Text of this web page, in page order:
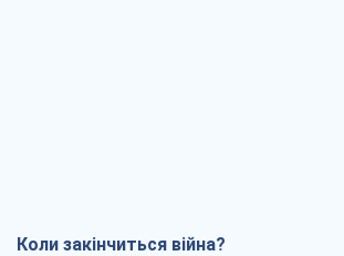
Коли закінчиться війна?